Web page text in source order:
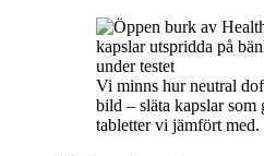
Vi minns hur neutral
bild – släta kapslar som
tabletter vi jämfört med.